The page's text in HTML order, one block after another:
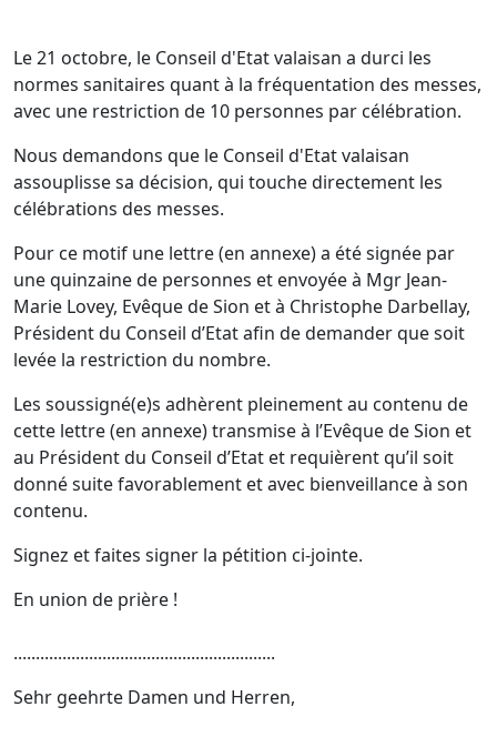
Le 21 octobre, le Conseil d'Etat valaisan a durci les
normes sanitaires quant à la fréquentation des messes,
avec une restriction de 10 personnes par célébration.
Nous demandons que le Conseil d'Etat valaisan
assouplisse sa décision, qui touche directement les
célébrations des messes.
Pour ce motif une lettre (en annexe) a été signée par
une quinzaine de personnes et envoyée à Mgr Jean-
Marie Lovey, Evêque de Sion et à Christophe Darbellay,
Président du Conseil d’Etat afin de demander que soit
levée la restriction du nombre.
Les soussigné(e)s adhèrent pleinement au contenu de
cette lettre (en annexe) transmise à l’Evêque de Sion et
au Président du Conseil d’Etat et requièrent qu’il soit
donné suite favorablement et avec bienveillance à son
contenu.
Signez et faites signer la pétition ci-jointe.
En union de prière !
...........................................................
Sehr geehrte Damen und Herren,